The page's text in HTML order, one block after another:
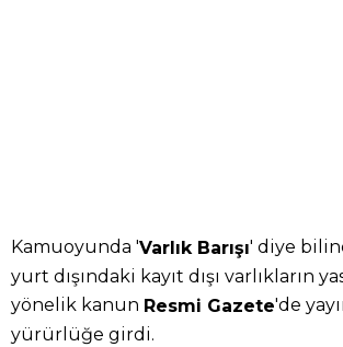
Kamuoyunda 'Varlık Barışı' diye
yurt dışındaki kayıt dışı varlıkların
yönelik kanun Resmi Gazete'de
yürürlüğe girdi.